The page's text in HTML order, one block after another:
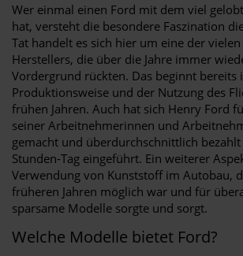
Wer einmal einen Ford mit dem viel
hat, versteht die besondere Faszination
Tat handelt es sich hier um eine der
Herstellers, die über die Jahre immer
Vordergrund rückten. Das beginnt bereits
Produktionsweise und der Nutzung des
frühen Jahren. Auch hat sich Henry Ford
seiner Arbeitnehmerinnen und
gemacht und überdurchschnittlich
Stunden-Tag eingeführt. Ein weiterer
Verwendung von Kunststoff im Autobau,
früheren Jahren möglich war und für
sparsame Modelle sorgte und sorgt.
Welche Modelle bietet Ford?